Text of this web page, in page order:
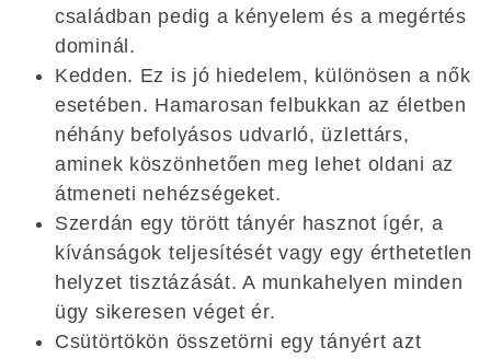
családban pedig a kényelem és a megértés
dominál.
Kedden. Ez is jó hiedelem, különösen a nők
esetében. Hamarosan felbukkan az életben
néhány befolyásos udvarló, üzlettárs,
aminek köszönhetően meg lehet oldani az
átmeneti nehézségeket.
Szerdán egy törött tányér hasznot ígér, a
kívánságok teljesítését vagy egy érthetetlen
helyzet tisztázását. A munkahelyen minden
ügy sikeresen véget ér.
Csütörtökön összetörni egy tányért azt